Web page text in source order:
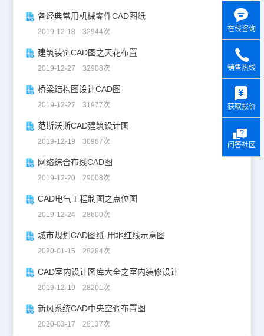
各经典常用机械零件CAD图纸
2019-12-18 32944次
建筑装饰CAD图之天花布置
2019-12-27 32908次
桥梁结构图设计CAD图
2019-12-27 31977次
范斯沃斯CAD建筑设计图
2019-12-19 30987次
网络综合布线CAD图
2019-12-20 29008次
CAD电气工程制图之点位图
2019-12-24 28600次
城市规划CAD图纸-用地红线示意图
2020-01-15 28284次
CAD室内设计图库大全之室内装修设计
2019-12-19 28201次
新风系统CAD中央空调布置图
2020-03-17 28137次
在线咨询
销售热线
获取报价
问答社区